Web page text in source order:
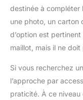
destinée à compléter
une photo, un carton
d’option est
maillot, mais il ne
Si vous recherchez
l’approche par
praticité. À ce niveau